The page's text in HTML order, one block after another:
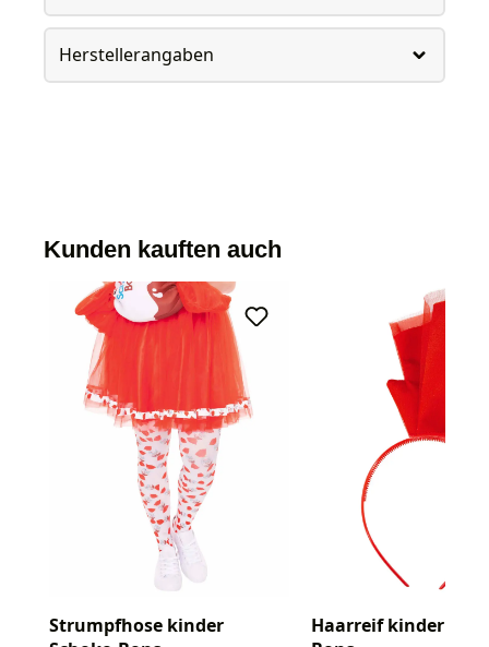
Herstellerangaben
Kunden kauften auch
Strumpfhose kinder
Haarreif kinder